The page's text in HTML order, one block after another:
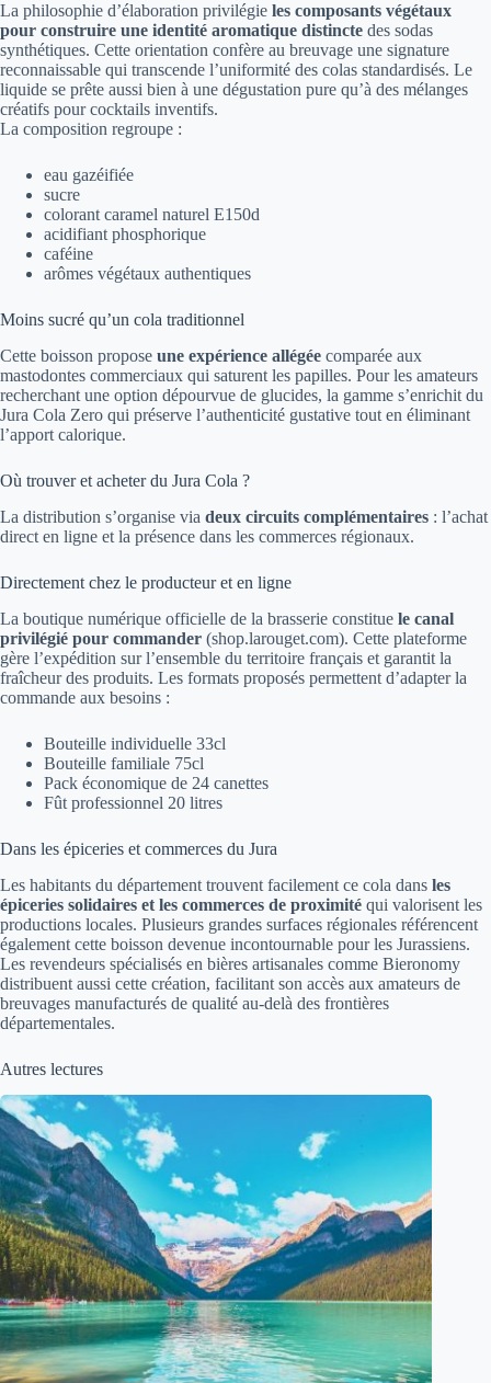
La philosophie d’élaboration privilégie les composants végétaux
pour construire une identité aromatique distincte des sodas
synthétiques. Cette orientation confère au breuvage une signature
reconnaissable qui transcende l’uniformité des colas standardisés. Le
liquide se prête aussi bien à une dégustation pure qu’à des mélanges
créatifs pour cocktails inventifs.
La composition regroupe :
eau gazéifiée
sucre
colorant caramel naturel E150d
acidifiant phosphorique
caféine
arômes végétaux authentiques
Moins sucré qu’un cola traditionnel
Cette boisson propose une expérience allégée comparée aux
mastodontes commerciaux qui saturent les papilles. Pour les amateurs
recherchant une option dépourvue de glucides, la gamme s’enrichit du
Jura Cola Zero qui préserve l’authenticité gustative tout en éliminant
l’apport calorique.
Où trouver et acheter du Jura Cola ?
La distribution s’organise via deux circuits complémentaires : l’achat
direct en ligne et la présence dans les commerces régionaux.
Directement chez le producteur et en ligne
La boutique numérique officielle de la brasserie constitue le canal
privilégié pour commander (shop.larouget.com). Cette plateforme
gère l’expédition sur l’ensemble du territoire français et garantit la
fraîcheur des produits. Les formats proposés permettent d’adapter la
commande aux besoins :
Bouteille individuelle 33cl
Bouteille familiale 75cl
Pack économique de 24 canettes
Fût professionnel 20 litres
Dans les épiceries et commerces du Jura
Les habitants du département trouvent facilement ce cola dans les
épiceries solidaires et les commerces de proximité qui valorisent les
productions locales. Plusieurs grandes surfaces régionales référencent
également cette boisson devenue incontournable pour les Jurassiens.
Les revendeurs spécialisés en bières artisanales comme Bieronomy
distribuent aussi cette création, facilitant son accès aux amateurs de
breuvages manufacturés de qualité au-delà des frontières
départementales.
Autres lectures